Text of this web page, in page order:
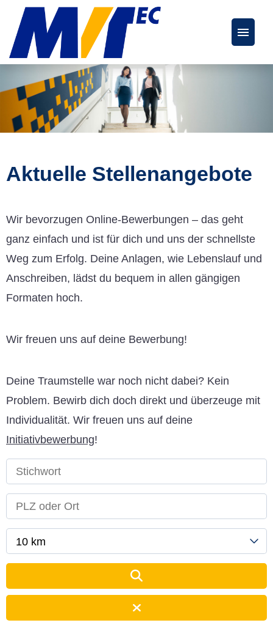
Deutsch Englisch
Stellenangebote
FAQs
Karriereseite
Aktuelle Stellenangebote
Wir bevorzugen Online-Bewerbungen – das geht
ganz einfach und ist für dich und uns der schnellste
Weg zum Erfolg. Deine Anlagen, wie Lebenslauf und
Anschreiben, lädst du bequem in allen gängigen
Formaten hoch.
Wir freuen uns auf deine Bewerbung!
Deine Traumstelle war noch nicht dabei? Kein
Problem. Bewirb dich doch direkt und überzeuge mit
Individualität. Wir freuen uns auf deine
Initiativbewerbung!
10 km